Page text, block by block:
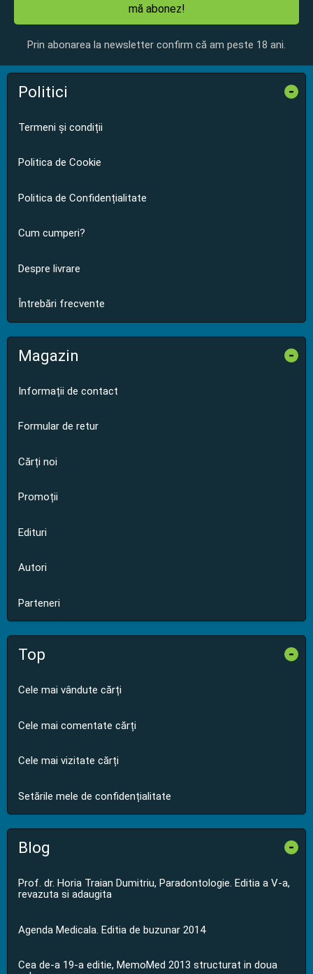
mă abonez!
Prin abonarea la newsletter confirm că am peste 18 ani.
Politici -
Termeni și condiții
Politica de Cookie
Politica de Confidențialitate
Cum cumperi?
Despre livrare
Întrebări frecvente
Magazin -
Informații de contact
Formular de retur
Cărți noi
Promoții
Edituri
Autori
Parteneri
Top -
Cele mai vândute cărți
Cele mai comentate cărți
Cele mai vizitate cărți
Setările mele de confidențialitate
Blog -
Prof. dr. Horia Traian Dumitriu, Paradontologie. Editia a V-a,
revazuta si adaugita
Agenda Medicala. Editia de buzunar 2014
Cea de-a 19-a editie, MemoMed 2013 structurat in doua